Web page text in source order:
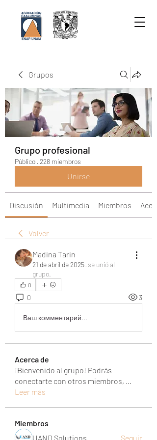
Grupos
Grupo profesional
Público · 228 miembros
Unirse
Discusión Multimedia Miembros
Volver
Madina Tarin
21 de abril de 2025· se unió al
grupo.
0
0 3
Ваш комментарий...
Acerca de
¡Bienvenido al grupo! Podrás
conectarte con otros miembros, ...
Leer más
Miembros
UAND Solutions
Seguir